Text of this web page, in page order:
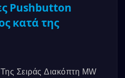
Pushbutton
κατά της
Σειράς Διακόπτη MW